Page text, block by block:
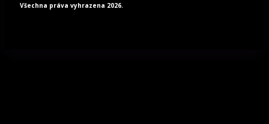
Všechna práva vyhrazena 2026.